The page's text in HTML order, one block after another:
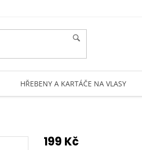
HŘEBENY A KARTÁČE NA VLASY
199 Kč